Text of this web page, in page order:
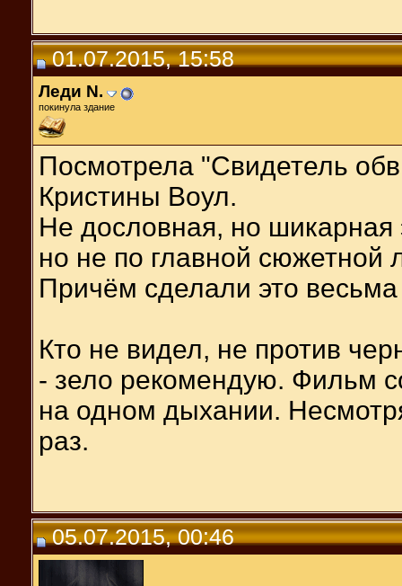
01.07.2015, 15:58
Леди N.
покинула здание
Посмотрела "Свидетель
Кристины Воул.
Не дословная, но шикарная
но не по главной сюжетной
Причём сделали это весьма
Кто не видел, не против
- зело рекомендую. Фильм
на одном дыхании.
раз.
05.07.2015, 00:46